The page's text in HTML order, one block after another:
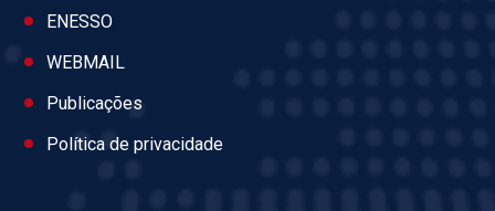
ENESSO
WEBMAIL
Publicações
Política de privacidade